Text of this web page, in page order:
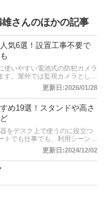
さんのほかの記事
気6選！設置工事不要で
使いやすい電池式の防犯カメラ
す。屋外では監視カメラとし
として重宝しますよ。バッテリ
小型の製品、Wi-Fiに対応して
る製品などをラインナップ。パ
ムを厳選しているのでぜひ参
サイトの最新人気ランキングも
チェックしてみてください。
更新日:2026/01/28
め19選！スタンドや高さ
をデスク上で使うのに役立つ
トでも仕事でも、利用シーンに
トアームが販売されています。
特徴や選び方、おすすめ商品を
ンプタイプ、強力なマグネット
せてぴったりな製品を選ぶよう
面サイズに合うかどうかも要チ
販サイトの最新人気ランキング
せて確認してみてください。
更新日:2024/12/02